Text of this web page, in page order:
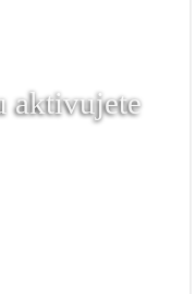
aktivujete